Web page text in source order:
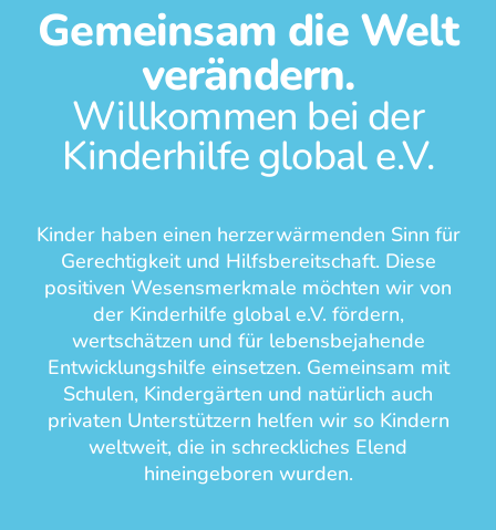
Gemeinsam die Welt
verändern.
Willkommen bei der
Kinderhilfe global e.V.
Kinder haben einen herzerwärmenden Sinn für
Gerechtigkeit und Hilfsbereitschaft. Diese
positiven Wesensmerkmale möchten wir von
der Kinderhilfe global e.V. fördern,
wertschätzen und für lebensbejahende
Entwicklungshilfe einsetzen. Gemeinsam mit
Schulen, Kindergärten und natürlich auch
privaten Unterstützern helfen wir so Kindern
weltweit, die in schreckliches Elend
hineingeboren wurden.